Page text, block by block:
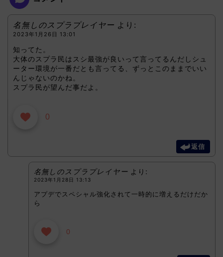
名無しのスプラプレイヤー より:
2023年1月26日 13:01
知ってた。
大体のスプラ民はスシ最強が良いって言ってるんだしシュ
ーター環境が一番だとも言ってる、ずっとこのままでいい
んじゃないのかね。
スプラ民が望んだ事だよ。
0
返信
名無しのスプラプレイヤー より:
2023年1月28日 13:13
アプデでスペシャル強化されて一時的に増えるだけだか
ら
0